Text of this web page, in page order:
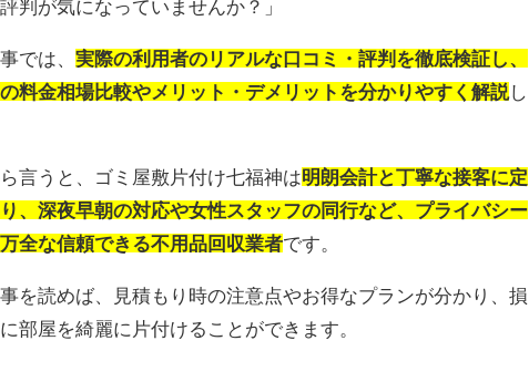
判が気になっていませんか？」
では、 実際の利用者のリアルな口コミ・評判を徹底検証し、
料金相場比較やメリット・デメリットを分かりやすく解説 し
言うと、ゴミ屋敷片付け七福神は 明朗会計と丁寧な接客に定
、深夜早朝の対応や女性スタッフの同行など、プライバシー
全な信頼できる不用品回収業者です。
を読めば、見積もり時の注意点やお得なプランが分かり、損
部屋を綺麗に片付けることができます。